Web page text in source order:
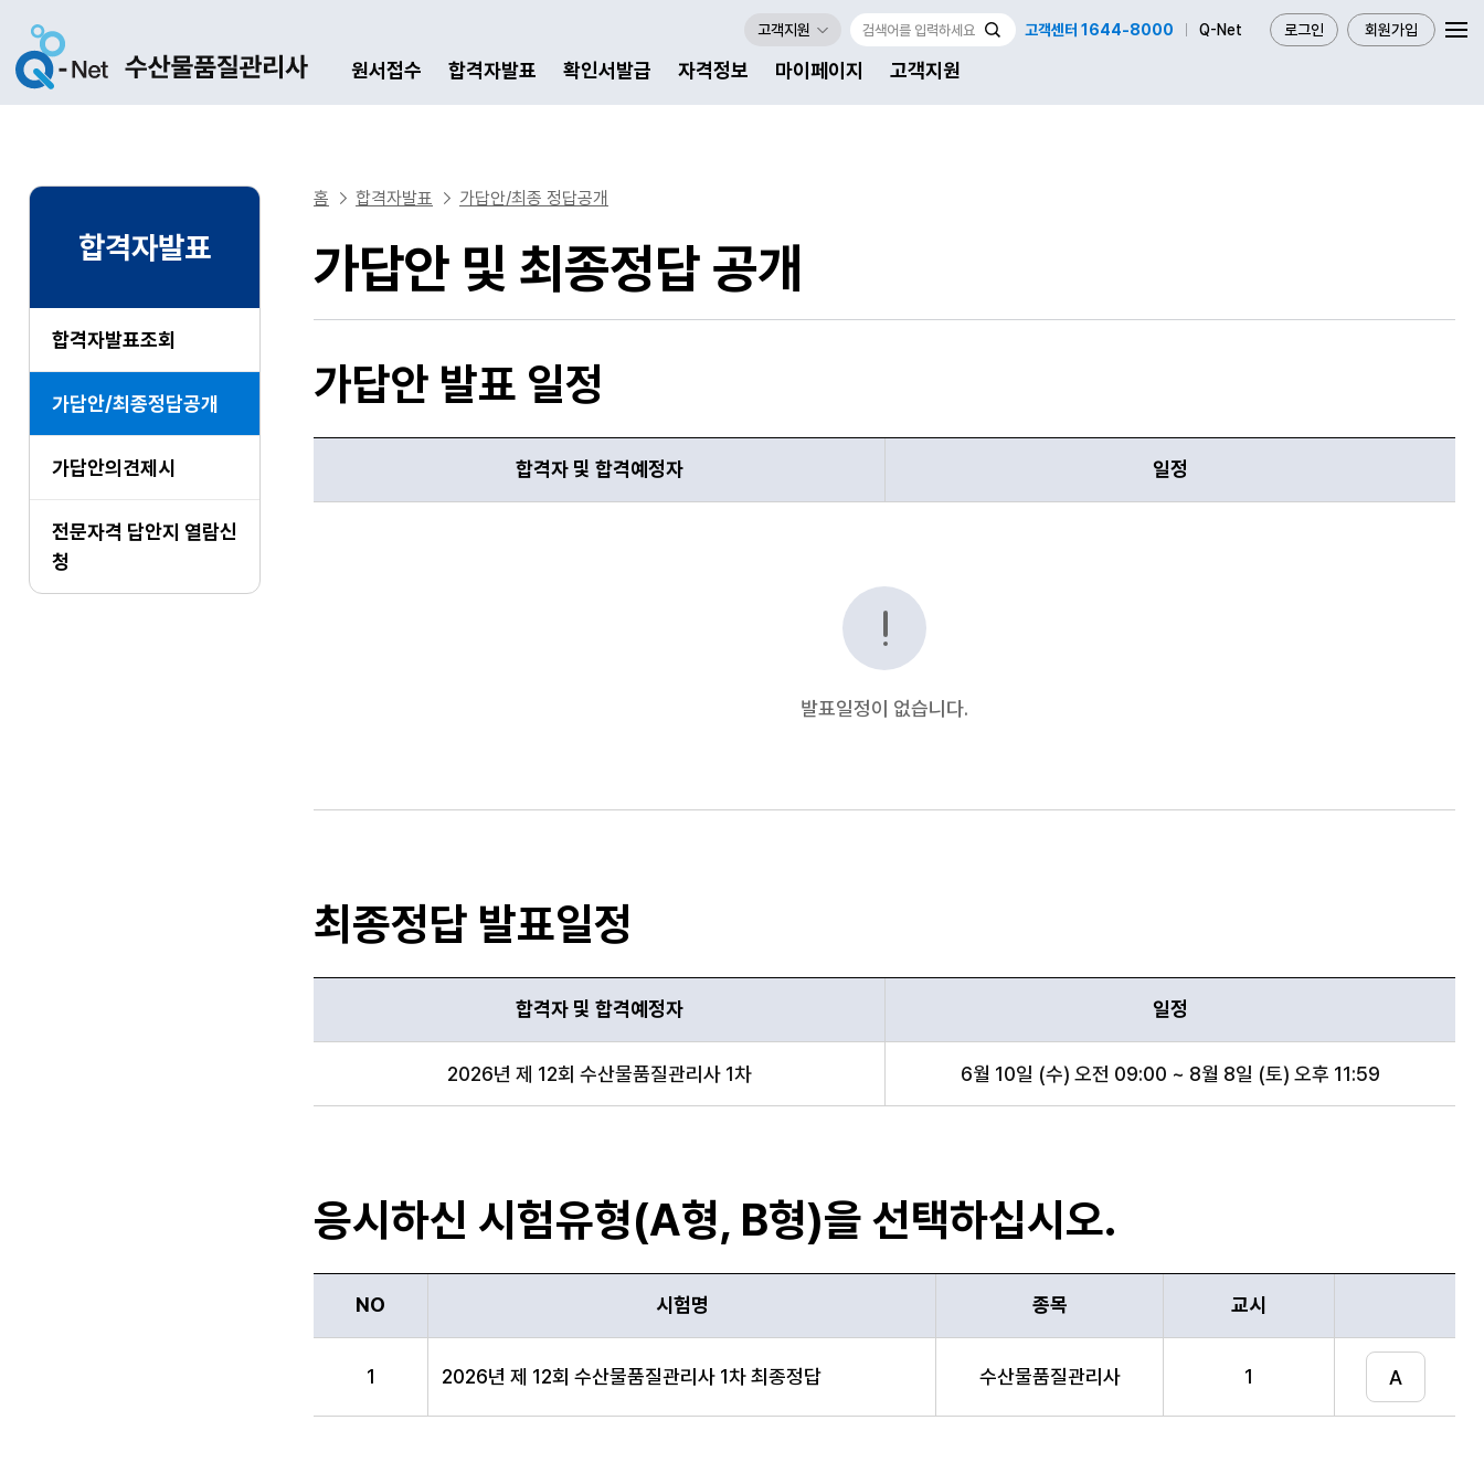
원서접수 합격자발표 확인서발급 자격정보 마이페이지 고객지원
로그인 회원가입
고객센터 1644-8000 Q-Net
고객지원
합격자발표
합격자발표조회
가답안/최종정답공개
가답안의견제시
전문자격 답안지 열람신
청
홈 합격자발표 가답안/최종 정답공개
가답안 및 최종정답 공개
가답안 발표 일정
합격자 및 합격예정자 일정
발표일정이 없습니다.
최종정답 발표일정
합격자 및 합격예정자 일정
2026년 제 12회 수산물품질관리사 1차 6월 10일 (수) 오전 09:00 ~ 8월 8일 (토) 오후 11:59
응시하신 시험유형(A형, B형)을 선택하십시오.
NO 시험명 종목 교시
1 2026년 제 12회 수산물품질관리사 1차 최종정답 수산물품질관리사 1 A